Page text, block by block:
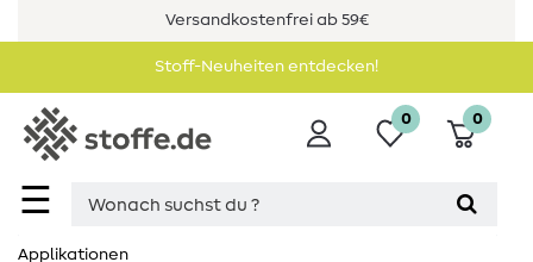
Versandkostenfrei ab 59€
Stoff-Neuheiten entdecken!
☰
0 0
Applikationen